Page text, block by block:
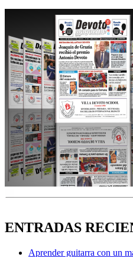
ENTRADAS
Aprender guitarra con un